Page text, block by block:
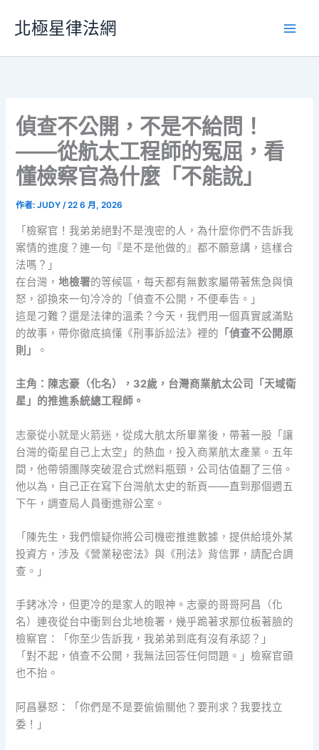
要
北極星律法網
偵查不公開，不是不給問！
——從航太工程師的冤屈，看
懂檢察官為什麼「不能說」
作者:JUDY/22 6 月, 2026
「檢察官！我弟弟絕對不是洩密的人，為什麼你們不告訴我
案情的進度？連一句『是不是他做的』都不願意講，這樣合
法嗎？」
在台灣，地檢署的等候區，每天都有無數家屬帶著焦急與憤
怒，卻換來一句冷冷的「偵查不公開，不便奉告。」
這是刁難？還是法律的溫柔？今天，我們用一個真實感滿點
的故事，帶你徹底搞懂《刑事訴訟法》裡的 「偵查不公開原
則」
。
主角：陳志豪（化名），32歲，台灣商業航太公司「天域衛
星」的推進系統總工程師。
志豪從小就是火箭迷，從成大航太所畢業後，帶著一股「讓
台灣的衛星自己上太空」的熱血，投入商業航太產業。五年
間，他帶領團隊突破混合式燃料瓶頸，公司估值翻了三倍。
他以為，自己正在寫下台灣航太史的新頁——直到那個週五
下午，調查局人員衝進辦公室。
「陳先生，我們懷疑你將公司機密推進數據，提供給境外某
投資方，涉及《營業秘密法》與《刑法》背信罪，請配合調
查。」
手銬冰冷，但更冷的是家人的眼神。志豪的哥哥阿昌（化
名）連夜從台中衝到台北地檢署，幾乎跪著求那位板著臉的
檢察官：「你至少告訴我，我弟弟到底有沒有承認？」
「對不起，偵查不公開，我無法回答任何問題。」檢察官頭
也不抬。
阿昌暴怒：「你們是不是要偷偷關他？要刑求？我要找立
委！」